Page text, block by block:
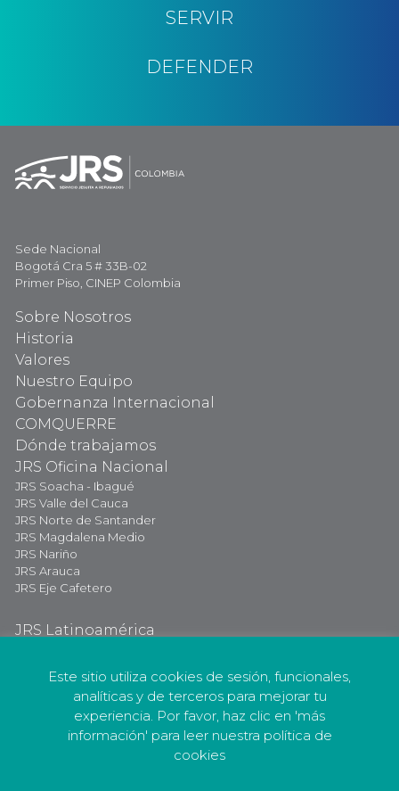
SERVIR
DEFENDER
Sede Nacional
Bogotá Cra 5 # 33B-02
Primer Piso, CINEP Colombia
Sobre Nosotros
Historia
Valores
Nuestro Equipo
Gobernanza Internacional
COMQUERRE
Dónde trabajamos
JRS Oficina Nacional
JRS Soacha - Ibagué
JRS Valle del Cauca
JRS Norte de Santander
JRS Magdalena Medio
JRS Nariño
JRS Arauca
JRS Eje Cafetero
JRS Latinoamérica
Dona Ahora
Este sitio utiliza cookies de sesión, funcionales,
analíticas y de terceros para mejorar tu
experiencia. Por favor, haz clic en 'más
información' para leer nuestra política de
cookies